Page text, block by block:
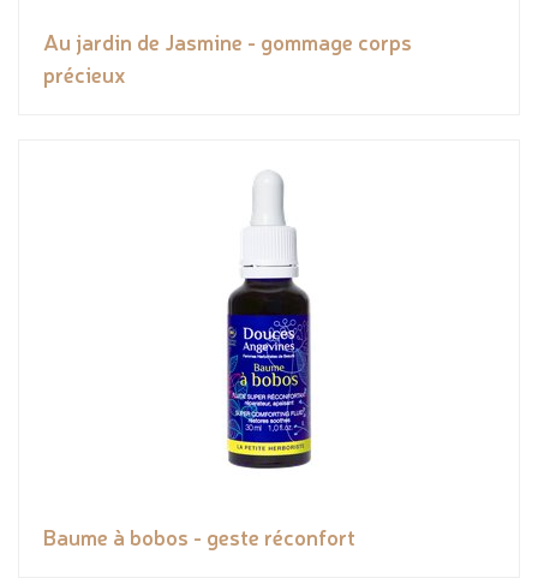
Au jardin de Jasmine - gommage corps
précieux
Baume à bobos - geste réconfort